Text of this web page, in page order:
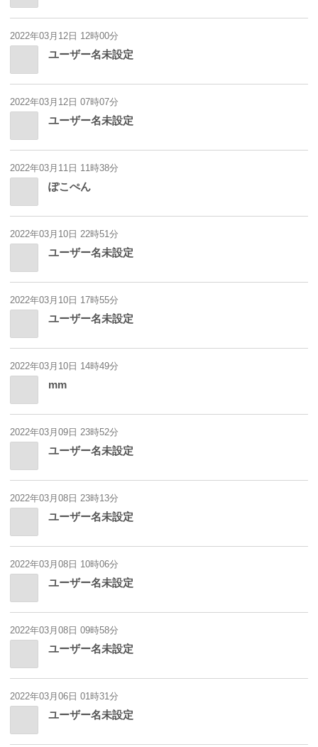
2022年03月12日 12時00分
ユーザー名未設定
2022年03月12日 07時07分
ユーザー名未設定
2022年03月11日 11時38分
ぽこぺん
2022年03月10日 22時51分
ユーザー名未設定
2022年03月10日 17時55分
ユーザー名未設定
2022年03月10日 14時49分
mm
2022年03月09日 23時52分
ユーザー名未設定
2022年03月08日 23時13分
ユーザー名未設定
2022年03月08日 10時06分
ユーザー名未設定
2022年03月08日 09時58分
ユーザー名未設定
2022年03月06日 01時31分
ユーザー名未設定